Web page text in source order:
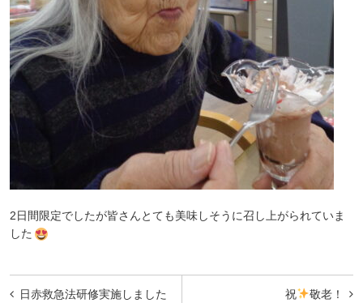
2日間限定でしたが皆さんとても美味しそうに召し上がられていま
した
投
祝 敬老！
日赤救急法研修実施しました